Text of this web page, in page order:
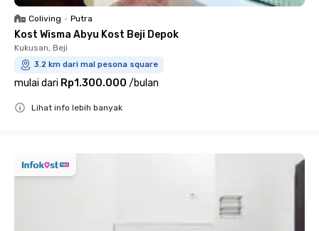
Coliving • Putra
Kost Wisma Abyu Kost Beji Depok
Kukusan, Beji
3.2 km dari mal pesona square
mulai dari Rp1.300.000 /bulan
Lihat info lebih banyak